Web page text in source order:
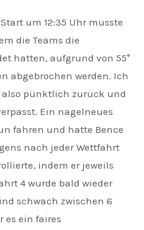
um 12:35 Uhr musste
die Teams die
hatten, aufgrund von 55°
abgebrochen werden. Ich
pünktlich zurück und
Ein nagelneues
fahren und hatte Bence
nach jeder Wettfahrt
indem er jeweils
4 wurde bald wieder
schwach zwischen 6
es ein faires